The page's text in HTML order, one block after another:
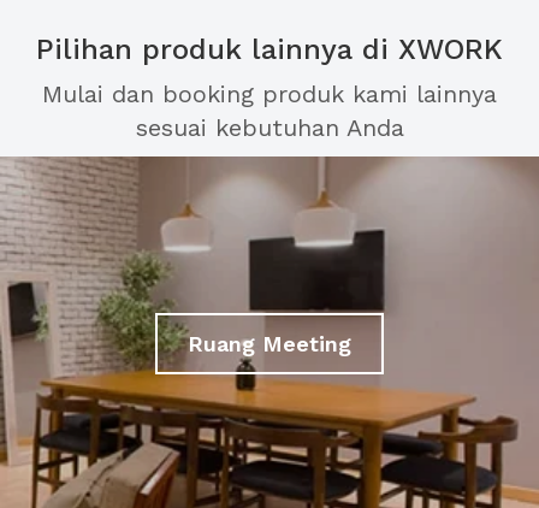
Pilihan produk lainnya di XWORK
Mulai dan booking produk kami lainnya
sesuai kebutuhan Anda
Ruang Meeting